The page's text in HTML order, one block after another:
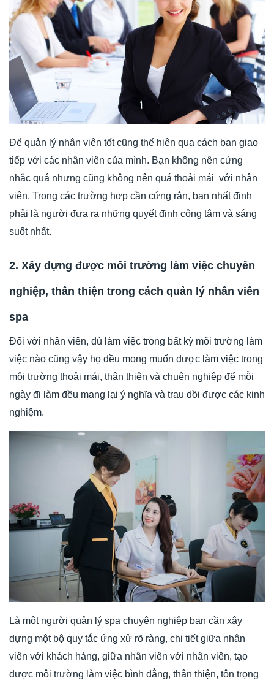
Để quản lý nhân viên tốt cũng thể hiện qua cách bạn giao
tiếp với các nhân viên của mình. Bạn không nên cứng
nhắc quá nhưng cũng không nên quá thoải mái với nhân
viên. Trong các trường hợp cần cứng rắn, bạn nhất định
phải là người đưa ra những quyết định công tâm và sáng
suốt nhất.
2. Xây dựng được môi trường làm việc chuyên
nghiệp, thân thiện trong cách quản lý nhân viên
spa
Đối với nhân viên, dù làm việc trong bất kỳ môi trường làm
việc nào cũng vậy họ đều mong muốn được làm việc trong
môi trường thoải mái, thân thiện và chuên nghiệp để mỗi
ngày đi làm đều mang lại ý nghĩa và trau dồi được các kinh
nghiệm.
Là một người quản lý spa chuyên nghiệp bạn cần xây
dựng một bộ quy tắc ứng xử rõ ràng, chi tiết giữa nhân
viên với khách hàng, giữa nhân viên với nhân viên, tạo
được môi trường làm việc bình đẳng, thân thiện, tôn trọng